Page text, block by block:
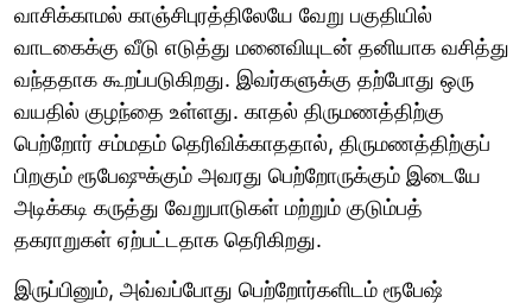
வாசிக்காமல் காஞ்சிபுரத்திலேயே வேறு பகுதியில்
வாடகைக்கு வீடு எடுத்து மனைவியுடன் தனியாக வசித்து
வந்ததாக கூறப்படுகிறது. இவர்களுக்கு தற்போது ஒரு
வயதில் குழந்தை உள்ளது. காதல் திருமணத்திற்கு
பெற்றோர் சம்மதம் தெரிவிக்காததால், திருமணத்திற்குப்
பிறகும் ரூபேஷுக்கும் அவரது பெற்றோருக்கும் இடையே
அடிக்கடி கருத்து வேறுபாடுகள் மற்றும் குடும்பத்
தகராறுகள் ஏற்பட்டதாக தெரிகிறது.
இருப்பினும், அவ்வப்போது பெற்றோர்களிடம் ரூபேஷ்